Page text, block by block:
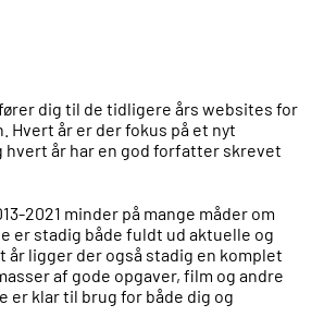
dig til de tidligere års websites for
Hvert år er der fokus på et nyt
hvert år har en god forfatter skrevet
2021 minder på mange måder om
er stadig både fuldt ud aktuelle og
år ligger der også stadig en komplet
af gode opgaver, film og andre
er klar til brug for både dig og